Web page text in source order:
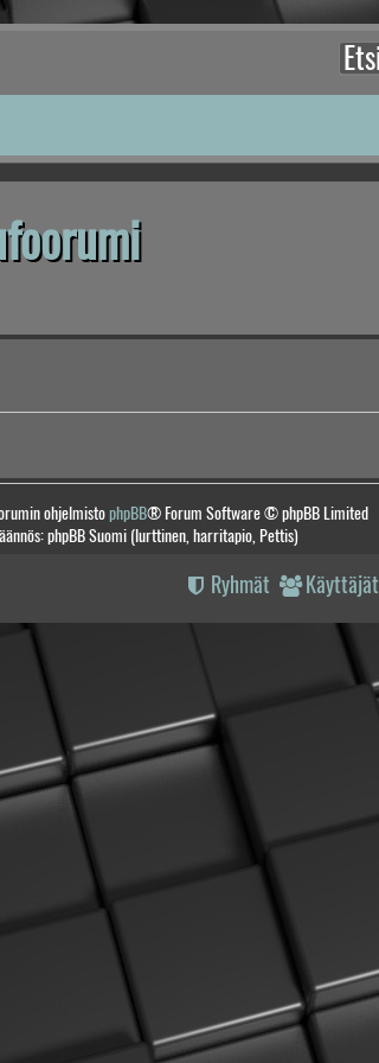
ohjelmistophpBB® Forum Software © phpBB Limited
phpBB Suomi (lurttinen, harritapio, Pettis)
Käyttäjät
Ryhmät